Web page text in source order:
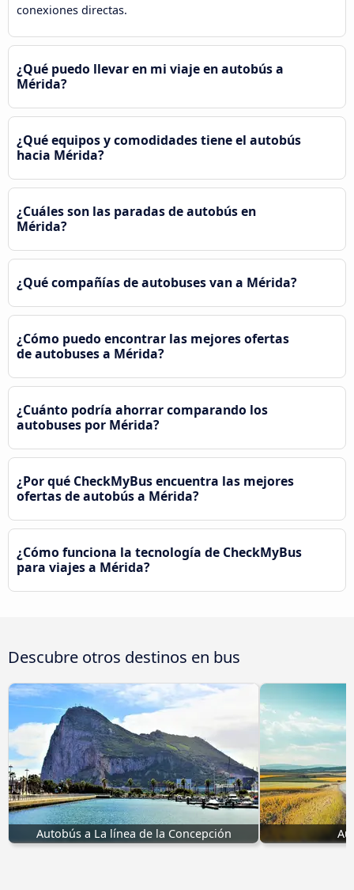
conexiones directas.
¿Qué puedo llevar en mi viaje en autobús a
Mérida?
¿Qué equipos y comodidades tiene el autobús
hacia Mérida?
¿Cuáles son las paradas de autobús en
Mérida?
¿Qué compañías de autobuses van a Mérida?
¿Cómo puedo encontrar las mejores ofertas
de autobuses a Mérida?
¿Cuánto podría ahorrar comparando los
autobuses por Mérida?
¿Por qué CheckMyBus encuentra las mejores
ofertas de autobús a Mérida?
¿Cómo funciona la tecnología de CheckMyBus
para viajes a Mérida?
Descubre otros destinos en bus
Autobús a La línea de la Concepción